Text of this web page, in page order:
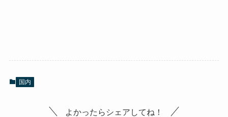
国内
よかったらシェアしてね！